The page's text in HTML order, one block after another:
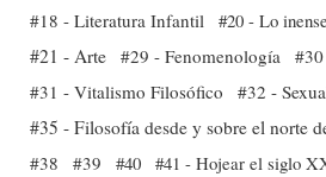
#18 - Literatura Infantil #20 - Lo
#21 - Arte #29 - Fenomenología
#31 - Vitalismo Filosófico
#32 -
#35 - Filosofía desde y sobre el norte
#38
#39 #40 #41 - Hojear el siglo